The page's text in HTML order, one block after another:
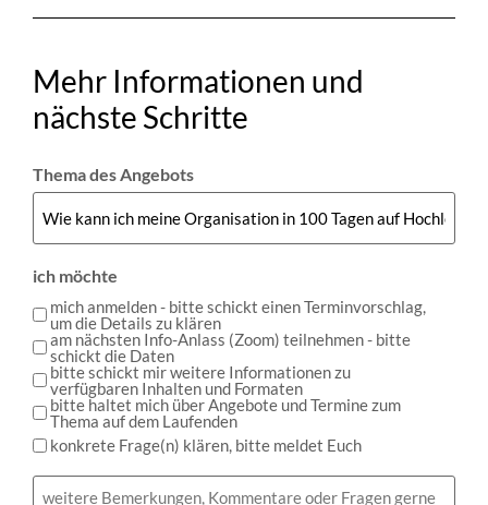
Mehr Informationen und
nächste Schritte
Thema des Angebots
ich möchte
mich anmelden - bitte schickt einen Terminvorschlag,
um die Details zu klären
am nächsten Info-Anlass (Zoom) teilnehmen - bitte
schickt die Daten
bitte schickt mir weitere Informationen zu
verfügbaren Inhalten und Formaten
bitte haltet mich über Angebote und Termine zum
Thema auf dem Laufenden
konkrete Frage(n) klären, bitte meldet Euch
Bemerkungen